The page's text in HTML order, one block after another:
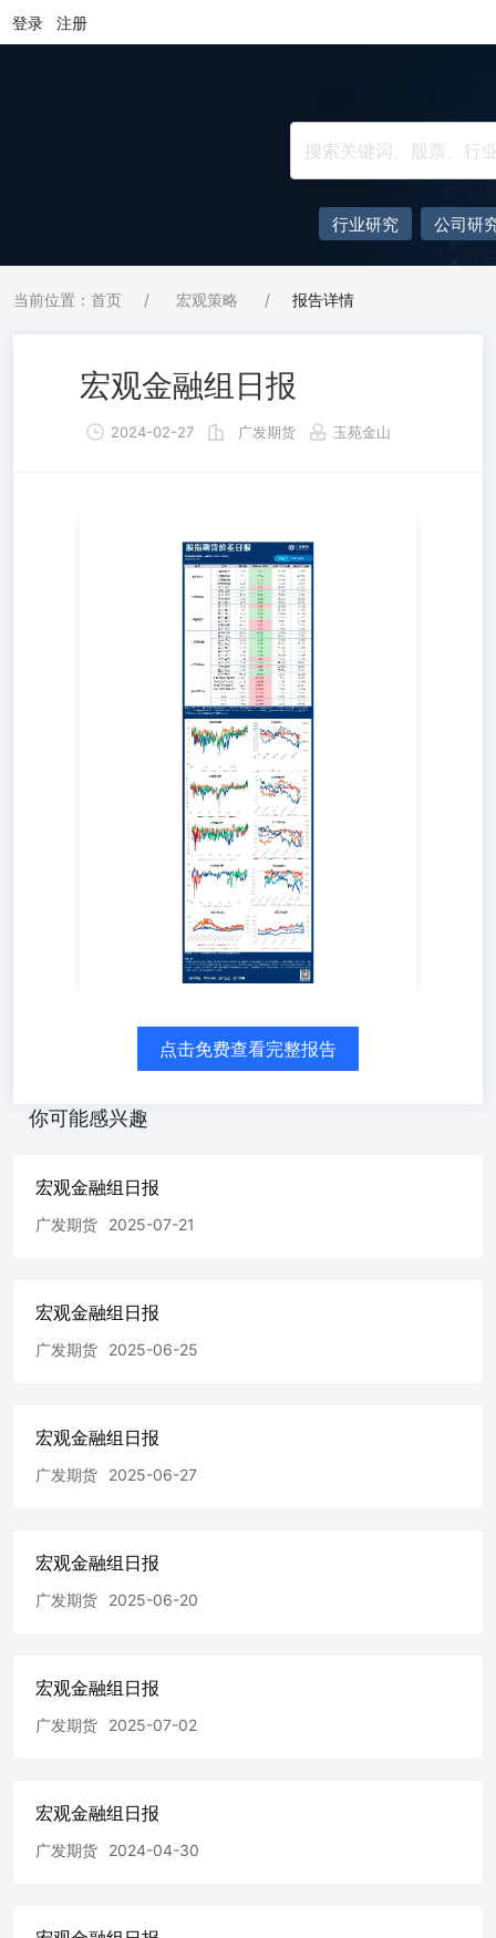
登录 注册
行业研究 公司研
当前位置：首页 / 宏观策略 / 报告详情
宏观金融组日报
2024-02-27 广发期货 玉苑金山
点击免费查看完整报告
你可能感兴趣
宏观金融组日报
广发期货 2025-07-21
宏观金融组日报
广发期货 2025-06-25
宏观金融组日报
广发期货 2025-06-27
宏观金融组日报
广发期货 2025-06-20
宏观金融组日报
广发期货 2025-07-02
宏观金融组日报
广发期货 2024-04-30